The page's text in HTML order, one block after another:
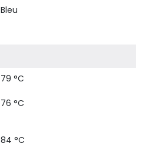
Bleu
79 °C
76 °C
84 °C